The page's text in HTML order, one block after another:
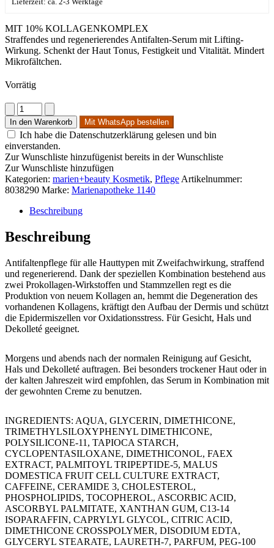
MIT 10% KOLLAGENKOMPLEX
​Straffendes und regenerierendes Antifalten-Serum mit Lifting-
Wirkung. Schenkt der Haut Tonus, Festigkeit und Vitalität. Mindert
Mikrofältchen.
Vorrätig
Prokollagen
Lifting-
Serum
Menge
In den Warenkorb Mit WhatsApp bestellen
Ich habe die Datenschutzerklärung gelesen und bin
einverstanden.
Zur Wunschliste hinzufügenist bereits in der Wunschliste
Zur Wunschliste hinzufügen
Kategorien: marien+beauty Kosmetik, Pflege Artikelnummer:
8038290 Marke: Marienapotheke 1140
Beschreibung
Beschreibung
​Antifaltenpflege für alle Hauttypen mit Zweifachwirkung, straffend
und regenerierend. Dank der speziellen Kombination bestehend aus
zwei Prokollagen-Wirkstoffen und Stammzellen regt es die
Produktion von neuem Kollagen an, hemmt die Degeneration des
vorhandenen Kollagens, kräftigt den Aufbau der Dermis und schützt
die Epidermiszellen vor Oxidationsstress. Für Gesicht, Hals und
Dekolleté geeignet.
​Morgens und abends nach der normalen Reinigung auf Gesicht,
Hals und Dekolleté auftragen. Bei besonders trockener Haut oder in
der kalten Jahreszeit wird empfohlen, das Serum in Kombination mit
der gewohnten Creme zu benutzen.
​INGREDIENTS: AQUA, GLYCERIN, DIMETHICONE,
TRIMETHYLSILOXYPHENYL DIMETHICONE,
POLYSILICONE-11, TAPIOCA STARCH,
CYCLOPENTASILOXANE, DIMETHICONOL, FAEX
EXTRACT, PALMITOYL TRIPEPTIDE-5, MALUS
DOMESTICA FRUIT CELL CULTURE EXTRACT,
CAFFEINE, CERAMIDE 3, CHOLESTEROL,
PHOSPHOLIPIDS, TOCOPHEROL, ASCORBIC ACID,
ASCORBYL PALMITATE, XANTHAN GUM, C13-14
ISOPARAFFIN, CAPRYLYL GLYCOL, CITRIC ACID,
DIMETHICONE CROSSPOLYMER, DISODIUM EDTA,
GLYCERYL STEARATE, LAURETH-7, PARFUM, PEG-100